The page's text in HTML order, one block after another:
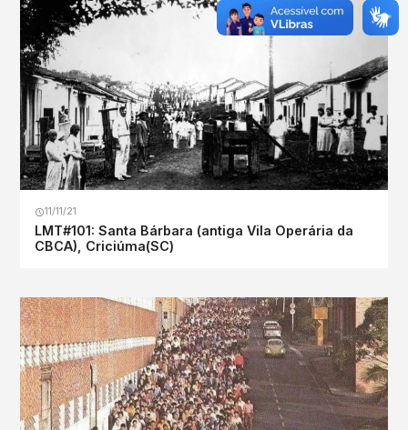
11/11/21
LMT#101: Santa Bárbara (antiga Vila Operária da
CBCA), Criciúma(SC)